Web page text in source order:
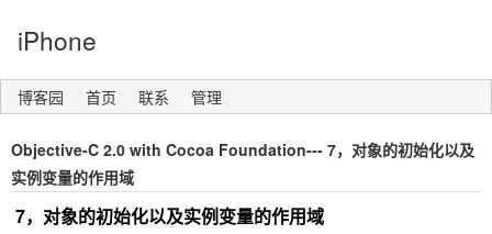
iPhone
博客园 首页 联系 管理
Objective-C 2.0 with Cocoa Foundation--- 7，对象的初始化以及
实例变量的作用域
7，对象的初始化以及实例变量的作用域